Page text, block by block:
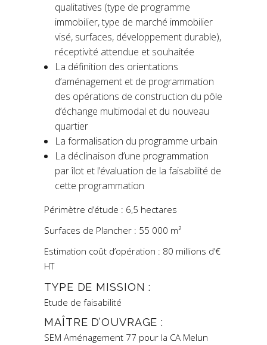
qualitatives (type de programme
immobilier, type de marché immobilier
visé, surfaces, développement durable),
réceptivité attendue et souhaitée
La définition des orientations
d’aménagement et de programmation
des opérations de construction du pôle
d’échange multimodal et du nouveau
quartier
La formalisation du programme urbain
La déclinaison d’une programmation
par îlot et l’évaluation de la faisabilité de
cette programmation
Périmètre d’étude : 6,5 hectares
Surfaces de Plancher : 55 000 m²
Estimation coût d’opération : 80 millions d’€
HT
TYPE DE MISSION :
Etude de faisabilité
MAÎTRE D’OUVRAGE :
SEM Aménagement 77 pour la CA Melun